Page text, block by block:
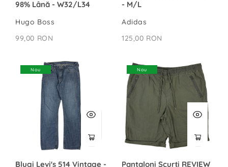
98% Lână - W32/L34
Hugo Boss
99,00 RON
- M/L
Adidas
125,00 RON
Nou
Blugi Levi's 514 Vintage -
Nou
Pantaloni Scurți REVIEW
R
A
D